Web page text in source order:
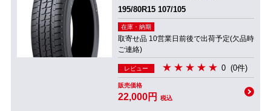
195/80R15 107/105
在庫・納期
取寄せ品 10営業日前後で出荷予定(欠品時
ご連絡)
レビュー 0 (0件)
販売価格
22,000円 税込